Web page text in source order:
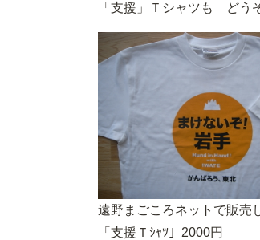
「支援」Ｔシャ
遠野まごころネットで販売
「支援Ｔｼｬﾂ」2000円